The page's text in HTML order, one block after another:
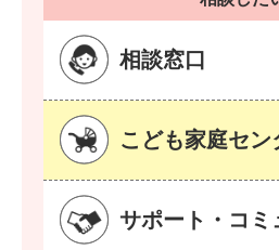
相談窓口
こども家庭セン
サポート・コミ